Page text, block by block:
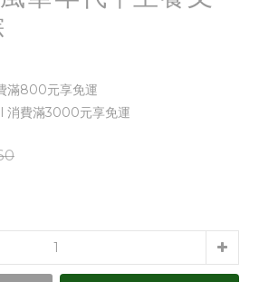
滿800元享免運
消費滿3000元享免運